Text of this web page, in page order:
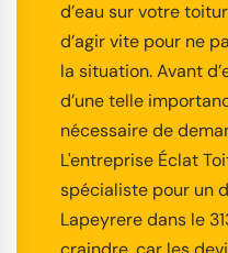
d’eau sur votre
d’agir vite pour ne
la situation. Avant
d’une telle
nécessaire de
L'entreprise Éclat
spécialiste pour un
Lapeyrere dans le